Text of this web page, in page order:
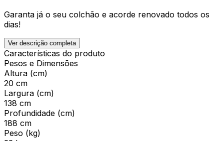
Garanta já o seu colchão e acorde renovado todos os
dias!
Ver descrição completa
Características do produto
Pesos e Dimensões
Altura (cm)
20 cm
Largura (cm)
138 cm
Profundidade (cm)
188 cm
Peso (kg)